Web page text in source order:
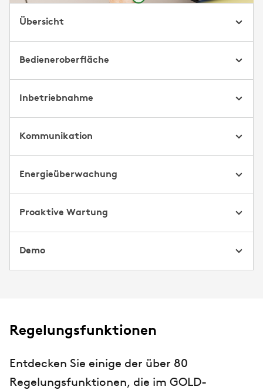
Übersicht
Bedieneroberfläche
Inbetriebnahme
Kommunikation
Energie­überwachung
Proaktive Wartung
Demo
Regelungsfunktionen
Entdecken Sie einige der über 80
Regelungsfunktionen, die im GOLD-